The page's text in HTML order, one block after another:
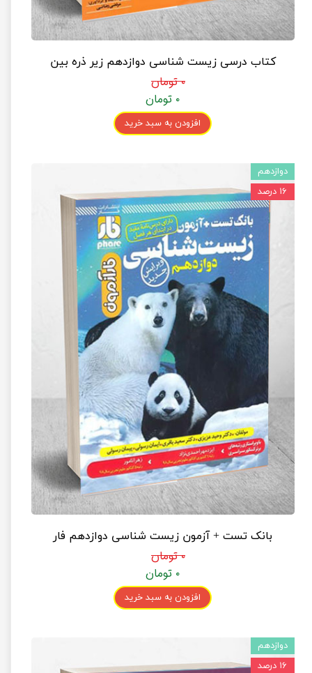
کتاب درسی زیست شناسی دوازدهم زیر ذره بین
۰ تومان
۰ تومان
افزودن به سبد خرید
بانک تست + آزمون زیست شناسی دوازدهم فار
۰ تومان
۰ تومان
افزودن به سبد خرید
دوازدهم
۱۶ درصد
دوازدهم
۱۶ درصد